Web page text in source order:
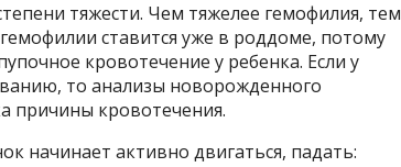
тяжести. Чем тяжелее гемофилия, тем
ставится уже в роддоме, потому
кровотечение у ребенка. Если у
то анализы новорожденного
причины кровотечения.
начинает активно двигаться, падать: